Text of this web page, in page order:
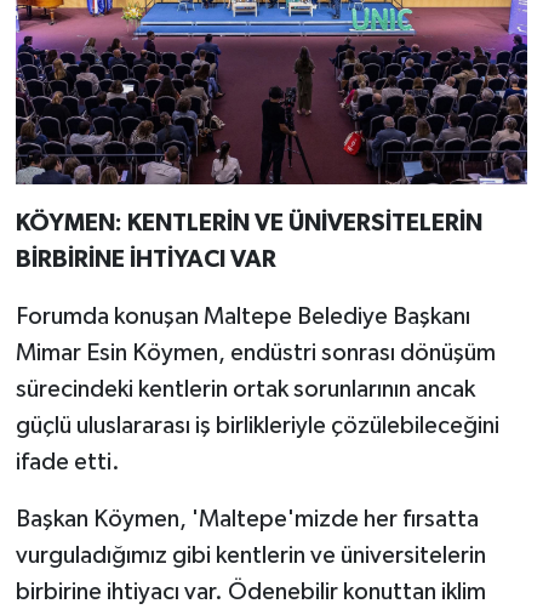
KÖYMEN: KENTLERİN VE ÜNİVERSİTELERİN
BİRBİRİNE İHTİYACI VAR
Forumda konuşan Maltepe Belediye Başkanı
Mimar Esin Köymen, endüstri sonrası dönüşüm
sürecindeki kentlerin ortak sorunlarının ancak
güçlü uluslararası iş birlikleriyle çözülebileceğini
ifade etti.
Başkan Köymen, 'Maltepe'mizde her fırsatta
vurguladığımız gibi kentlerin ve üniversitelerin
birbirine ihtiyacı var. Ödenebilir konuttan iklim